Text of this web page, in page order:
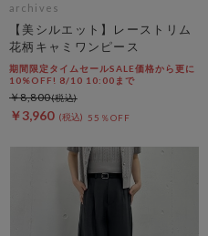
archives
【美シルエット】レーストリム
花柄キャミワンピース
期間限定タイムセールSALE価格から更に
10%OFF! 8/10 10:00まで
￥3,960 55％OFF
￥8,800